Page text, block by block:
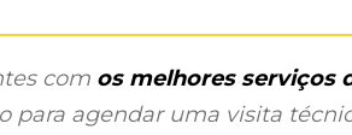
com os melhores serviços
para agendar uma visita